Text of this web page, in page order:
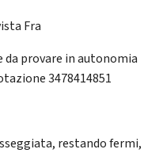
Fra
provare in autonomia
3478414851
restando fermi,